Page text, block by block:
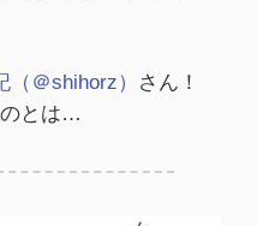
（＠shihorz）
さん！
のとは…